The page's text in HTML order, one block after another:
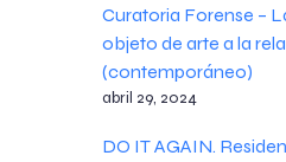
Curatoria Forense –
objeto de arte a la
(contemporáneo)
abril 29, 2024
DO IT AGAIN.